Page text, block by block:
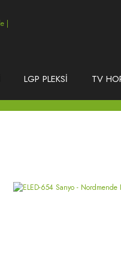
LGP PLEKSİ TV